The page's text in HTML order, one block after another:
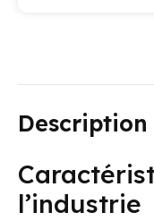
l’industrie